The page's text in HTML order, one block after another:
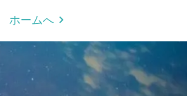
ホームへ